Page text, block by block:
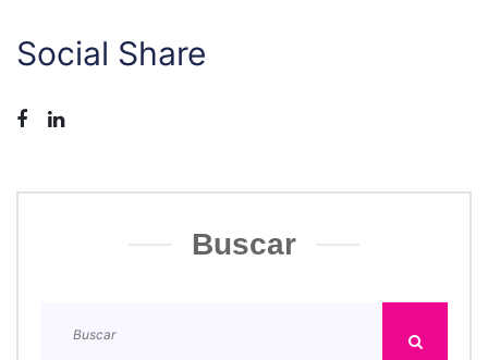
Social Share
Buscar